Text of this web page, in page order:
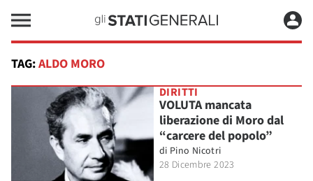
TAG:ALDO MORO
DIRITTI
VOLUTA mancata
liberazione di Moro dal
“carcere del popolo”
di Pino Nicotri
28 Dicembre 2023